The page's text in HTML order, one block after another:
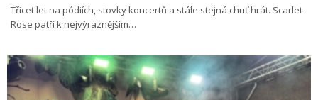
Třicet let na pódiích, stovky koncertů a stále stejná chuť hrát. Scarlet
Rose patří k nejvýraznějším…